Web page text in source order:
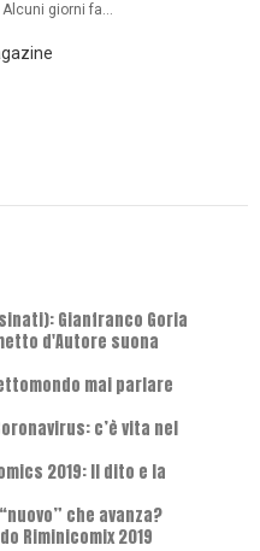
giorni fa…
Gianfranco Goria
d'Autore suona
mai parlare
c’è vita nel
2019: Il dito e la
che avanza?
Riminicomix 2019